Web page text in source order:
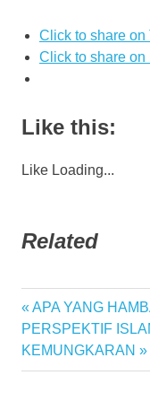
Click to share
Click to share
Like this:
Like Loading...
Related
Post
navigation
Previous
Post:
APA YANG
Next
Post:
PERSPEKTIF
KEMUNGKARAN